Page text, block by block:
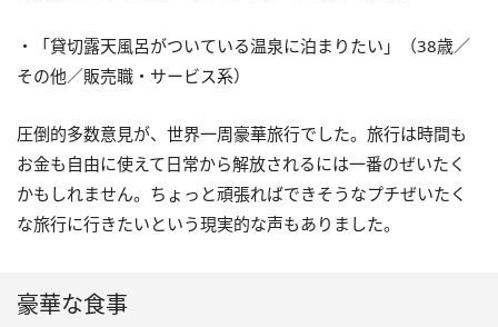
・「貸切露天風呂がついている温泉に泊まりたい」（38歳／
その他／販売職・サービス系）
圧倒的多数意見が、世界一周豪華旅行でした。旅行は時間も
お金も自由に使えて日常から解放されるには一番のぜいたく
かもしれません。ちょっと頑張ればできそうなプチぜいたく
な旅行に行きたいという現実的な声もありました。
豪華な食事